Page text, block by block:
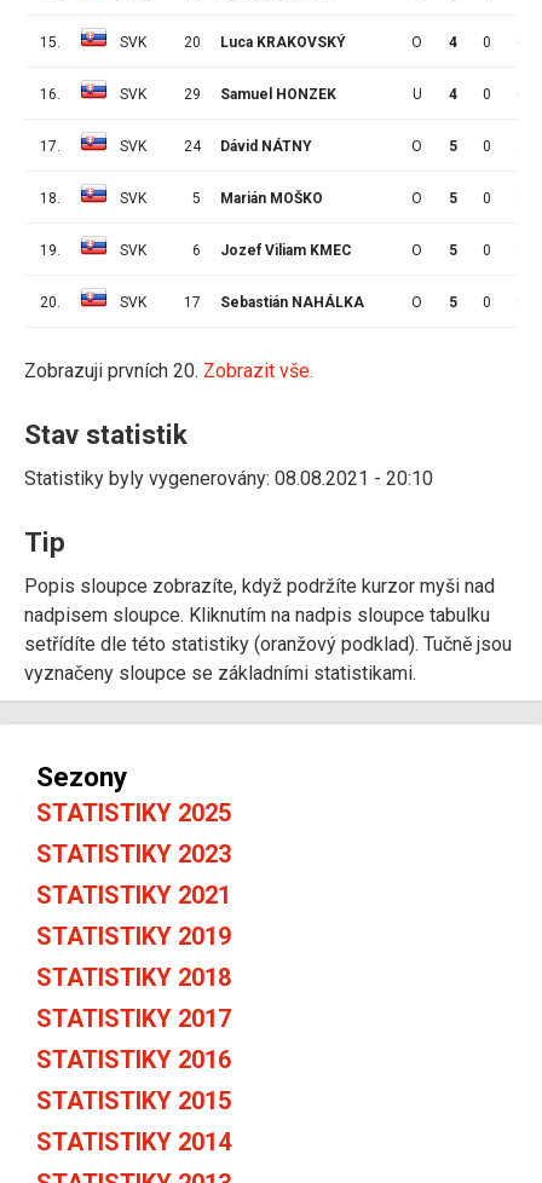
15. SVK 20 Luca KRAKOVSKÝ O 4 0 0
16. SVK 29 Samuel HONZEK U 4 0 0
17. SVK 24 Dávid NÁTNY O 5 0
18. SVK 5 Marián MOŠKO O 5 0
19. SVK 6 Jozef Viliam KMEC O 5 0
20. SVK 17 Sebastián NAHÁLKA O 5 0 0
Zobrazuji prvních 20. Zobrazit vše.
Stav statistik
Statistiky byly vygenerovány: 08.08.2021 - 20:10
Tip
Popis sloupce zobrazíte, když podržíte kurzor myši nad
nadpisem sloupce. Kliknutím na nadpis sloupce tabulku
setřídíte dle této statistiky (oranžový podklad). Tučně jsou
vyznačeny sloupce se základními statistikami.
Sezony
STATISTIKY 2025
STATISTIKY 2023
STATISTIKY 2021
STATISTIKY 2019
STATISTIKY 2018
STATISTIKY 2017
STATISTIKY 2016
STATISTIKY 2015
STATISTIKY 2014